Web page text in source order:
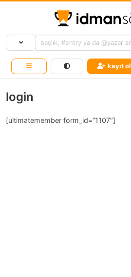
kayıt ol
login
[ultimatemember form_id=”1107″]